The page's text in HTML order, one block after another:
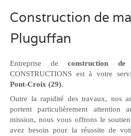
Construction de
Pluguffan
Entreprise deconstruction de
CONSTRUCTIONS est à votre
Pont-Croix (29).
Outre la rapidité des travaux, nos
portent particulièrement attention
mission, nous vous offrons le
avez besoin pour la réussite de